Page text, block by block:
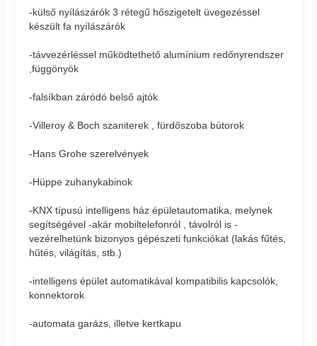
-külső nyílászárók 3 rétegű hőszigetelt üvegezéssel
készült fa nyílászárók
-távvezérléssel működtethető alumínium redőnyrendszer
,függönyök
-falsíkban záródó belső ajtók
-Villeroy & Boch szaniterek , fürdőszoba bútorok
-Hans Grohe szerelvények
-Hüppe zuhanykabinok
-KNX típusú intelligens ház épületautomatika, melynek
segítségével -akár mobiltelefonról , távolról is -
vezérelhetünk bizonyos gépészeti funkciókat (lakás fűtés,
hűtés, világítás, stb.)
-intelligens épület automatikával kompatibilis kapcsolók,
konnektorok
-automata garázs, illetve kertkapu